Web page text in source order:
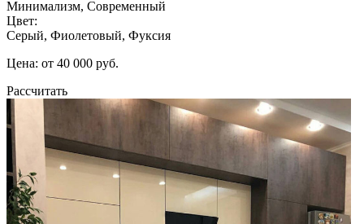
Минимализм, Современный
Цвет:
Серый, Фиолетовый, Фуксия
Цена: от 40 000 руб.
Рассчитать